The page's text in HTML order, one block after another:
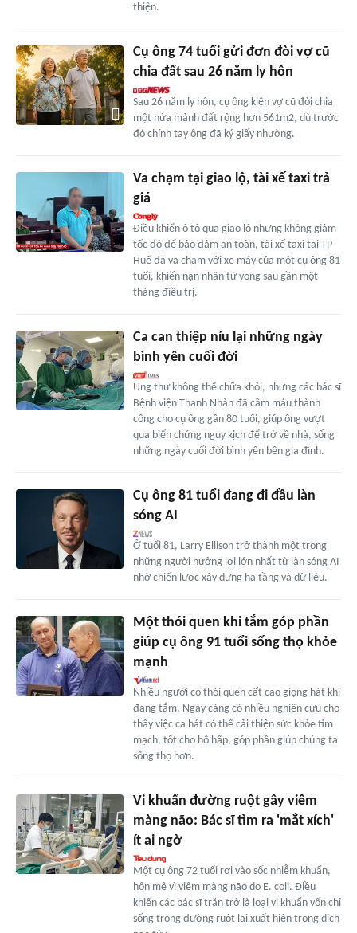
thiện.
Cụ ông 74 tuổi gửi đơn đòi vợ cũ
chia đất sau 26 năm ly hôn
Sau 26 năm ly hôn, cụ ông kiện vợ cũ đòi chia
một nửa mảnh đất rộng hơn 561m2, dù trước
đó chính tay ông đã ký giấy nhường.
Va chạm tại giao lộ, tài xế taxi trả
giá
Điều khiển ô tô qua giao lộ nhưng không giảm
tốc độ để bảo đảm an toàn, tài xế taxi tại TP
Huế đã va chạm với xe máy của một cụ ông 81
tuổi, khiến nạn nhân tử vong sau gần một
tháng điều trị.
Ca can thiệp níu lại những ngày
bình yên cuối đời
Ung thư không thể chữa khỏi, nhưng các bác sĩ
Bệnh viện Thanh Nhàn đã cầm máu thành
công cho cụ ông gần 80 tuổi, giúp ông vượt
qua biến chứng nguy kịch để trở về nhà, sống
những ngày cuối đời bình yên bên gia đình.
Cụ ông 81 tuổi đang đi đầu làn
sóng AI
Ở tuổi 81, Larry Ellison trở thành một trong
những người hưởng lợi lớn nhất từ làn sóng AI
nhờ chiến lược xây dựng hạ tầng và dữ liệu.
Một thói quen khi tắm góp phần
giúp cụ ông 91 tuổi sống thọ khỏe
mạnh
Nhiều người có thói quen cất cao giọng hát khi
đang tắm. Ngày càng có nhiều nghiên cứu cho
thấy việc ca hát có thể cải thiện sức khỏe tim
mạch, tốt cho hô hấp, góp phần giúp chúng ta
sống thọ hơn.
Vi khuẩn đường ruột gây viêm
màng não: Bác sĩ tìm ra 'mắt xích'
ít ai ngờ
Một cụ ông 72 tuổi rơi vào sốc nhiễm khuẩn,
hôn mê vì viêm màng não do E. coli. Điều
khiến các bác sĩ trăn trở là loại vi khuẩn vốn chỉ
sống trong đường ruột lại xuất hiện trong dịch